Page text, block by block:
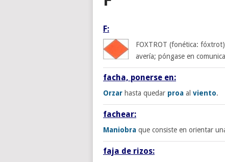
F:
FOXTROT (fonética:
avería; póngase en
facha, ponerse en:
Orzar hasta quedar proa al viento.
fachear:
Maniobra que consiste en orientar
faja de rizos: